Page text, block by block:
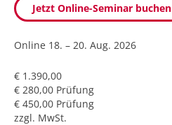
Jetzt Online-Seminar buchen
Online 18. – 20. Aug. 2026
€ 1.390,00
€ 280,00 Prüfung
€ 450,00 Prüfung
zzgl. MwSt.